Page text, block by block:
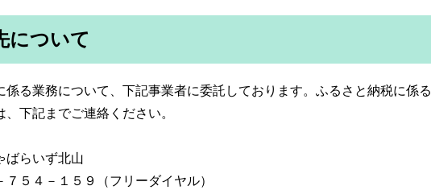
について
る業務について、下記事業者に委託しております。ふるさと納税に係る
下記までご連絡ください。
ばらいず北山
５４－１５９（フリーダイヤル）